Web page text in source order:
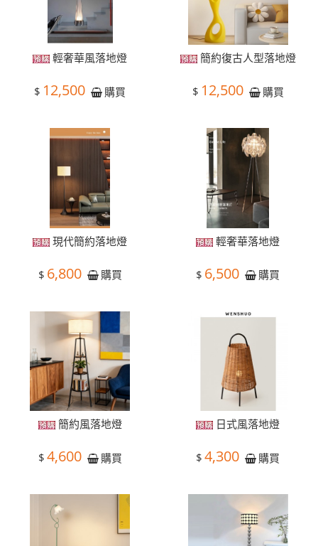
輕奢華風落地燈
$ 12,500 購買
簡約復古人型落地燈
$ 12,500 購買
現代簡約落地燈
$ 6,800 購買
輕奢華落地燈
$ 6,500 購買
簡約風落地燈
$ 4,600 購買
日式風落地燈
$ 4,300 購買